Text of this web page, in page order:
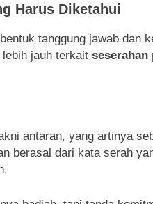
Harus Diketahui
tanggung jawab dan
jauh terkait seserahan
antaran, yang artinya
berasal dari kata serah